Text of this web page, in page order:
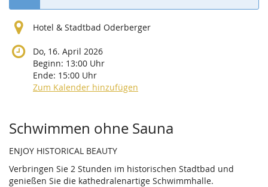
Hotel & Stadtbad Oderberger
Do, 16. April 2026
Beginn: 13:00 Uhr
Ende: 15:00 Uhr
Zum Kalender hinzufügen
Produkte
Schwimmen ohne Sauna
ENJOY HISTORICAL BEAUTY
Verbringen Sie 2 Stunden im historischen Stadtbad und
genießen Sie die kathedralenartige Schwimmhalle.